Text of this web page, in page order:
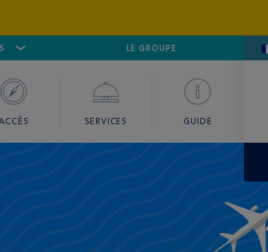
GOLFE DE SAINT-TROPEZ
LE GROUPE
SERVICES GUIDE